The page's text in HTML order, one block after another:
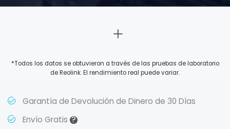
*Todos los datos se obtuvieron a través de las pruebas de laboratorio
de Reolink. El rendimiento real puede variar.
Garantía de Devolución de Dinero de 30 Días
Envío Gratis ?